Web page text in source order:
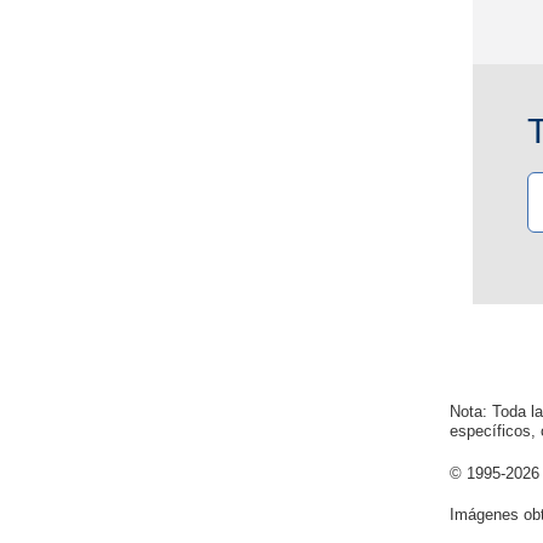
Nota: Toda
específicos,
© 1995-
Imágenes